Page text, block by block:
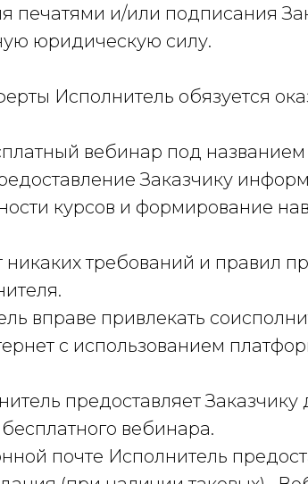
печатями и/или подписания
юридическую силу.
Исполнитель обязуется
вебинар под
Заказчику
курсов и формирование
никаких требований и
вправе привлекать
с использованием
предоставляет
вебинара.
почте Исполнитель